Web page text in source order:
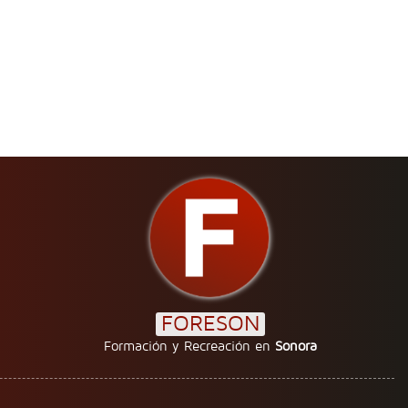
FORESON
Formación y Recreación en Sonora